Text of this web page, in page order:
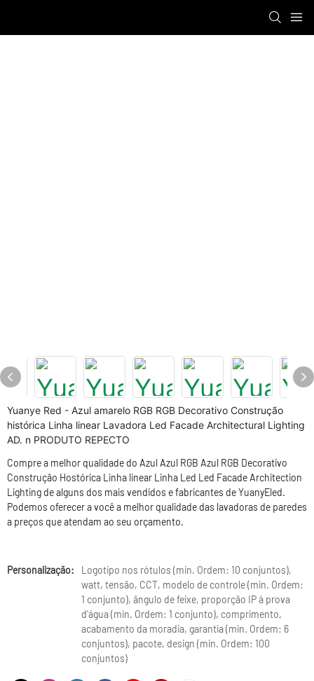
Yuanye Red - Azul amarelo RGB RGB Decorativo Construção
histórica Linha linear Lavadora Led Facade Architectural Lighting
AD. n PRODUTO REPECTO
Compre a melhor qualidade do Azul Azul RGB Azul RGB Decorativo
Construção Hostórica Linha linear Linha Led Led Facade Architection
Lighting de alguns dos mais vendidos e fabricantes de YuanyEled.
Podemos oferecer a você a melhor qualidade das lavadoras de paredes
a preços que atendam ao seu orçamento.
Personalização:
Logotipo nos rótulos (min. Ordem: 10 conjuntos),
watt, tensão, CCT, modelo de controle (min. Ordem:
1 conjunto), ângulo de feixe, proporção IP à prova
d'água (min. Ordem: 1 conjunto), comprimento,
acabamento da moradia, garantia (min. Ordem: 6
conjuntos), pacote, design (min. Ordem: 100
conjuntos)